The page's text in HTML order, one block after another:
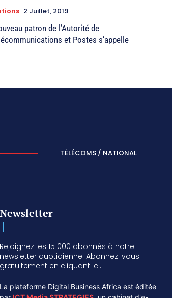
2 Juillet, 2019
patron de l’Autorité de
et Postes s’appelle
TÉLÉCOMS / NATIONAL
Newsletter
Rejoignez les 15 000 abonnés à notre
newsletter quotidienne. Abonnez-vous
gratuitement en cliquant ici.
La plateforme Digital Business Africa est éditée